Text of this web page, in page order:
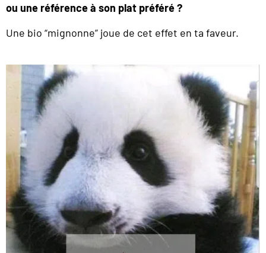
ou une référence à son plat préféré ?
Une bio “mignonne” joue de cet effet en ta faveur.